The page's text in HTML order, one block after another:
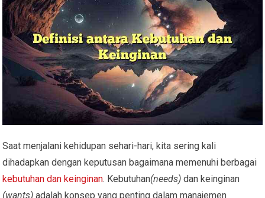
Saat menjalani kehidupan sehari-hari, kita sering kali
dihadapkan dengan keputusan bagaimana memenuhi berbagai
kebutuhan dan keinginan. Kebutuhan(needs) dan keinginan
(wants) adalah konsep yang penting dalam manajemen